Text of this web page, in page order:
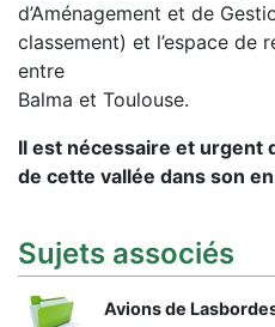
d’Aménagement et de
classement) et l’espace de
entre
Balma et Toulouse.
Il est nécessaire et urgent
de cette vallée dans son
Sujets associés
Avions de